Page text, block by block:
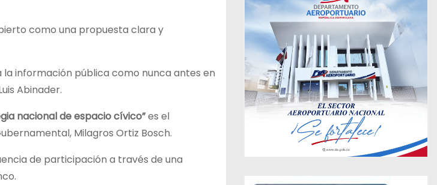
como una propuesta clara y
información pública como nunca antes en
Abinader.
nacional de espacio cívico”es el
Milagros Ortiz Bosch.
de participación a través de una